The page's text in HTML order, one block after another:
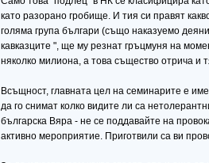
като разорано гробище. И тия си правят
голяма група българи (също наказуемо
кавказците ", ще му резнат гръцмуня на
няколко милиона, а това същество отрича и
Всъщност, главната цел на семинарите е
да го снимат колко видите ли са
българска Вяра - не се поддавайте на
активно мероприятие. Приготвили са ви